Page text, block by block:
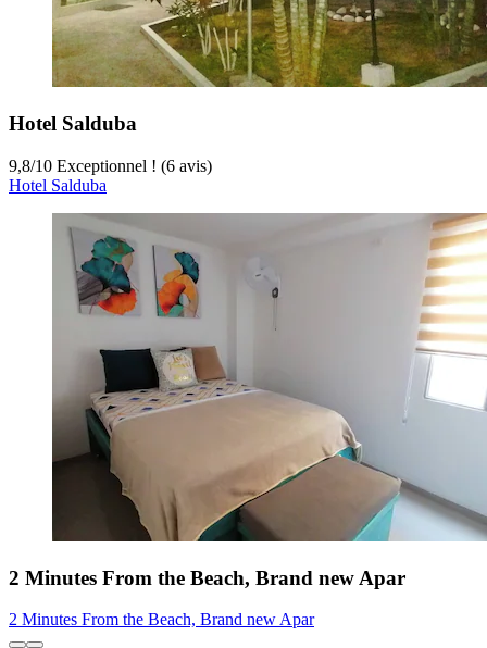
Hotel Salduba
9,8/10 Exceptionnel ! (6 avis)
Hotel Salduba
2 Minutes From the Beach, Brand new Apar
2 Minutes From the Beach, Brand new Apar